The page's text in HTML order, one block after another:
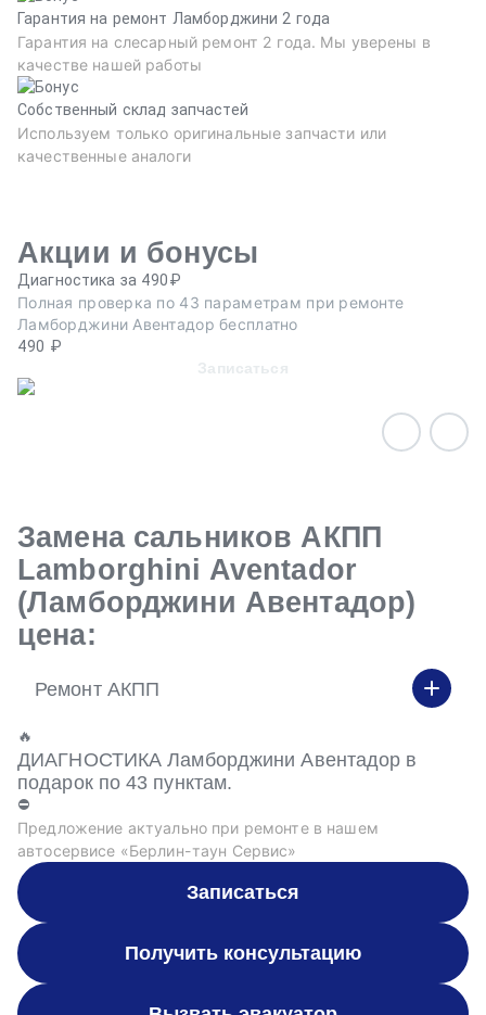
Гарантия на ремонт Ламборджини 2 года
Гарантия на слесарный ремонт 2 года. Мы уверены в
качестве нашей работы
Собственный склад запчастей
Используем только оригинальные запчасти или
качественные аналоги
Акции и бонусы
Диагностика за 490₽
Полная проверка по 43 параметрам при ремонте
Ламборджини Авентадор бесплатно
490 ₽
Записаться
Замена сальников АКПП
Lamborghini Aventador
(Ламборджини Авентадор)
цена:
Ремонт АКПП
🔥
ДИАГНОСТИКА Ламборджини Авентадор в
подарок по 43 пунктам.
⛔
Предложение актуально при ремонте в нашем
автосервисе «Берлин-таун Сервис»
Записаться
Получить консультацию